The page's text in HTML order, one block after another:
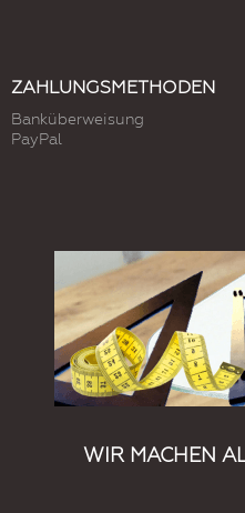
ZAHLUNGSMETHODEN
Banküberweisung
PayPal
WIR MACHEN